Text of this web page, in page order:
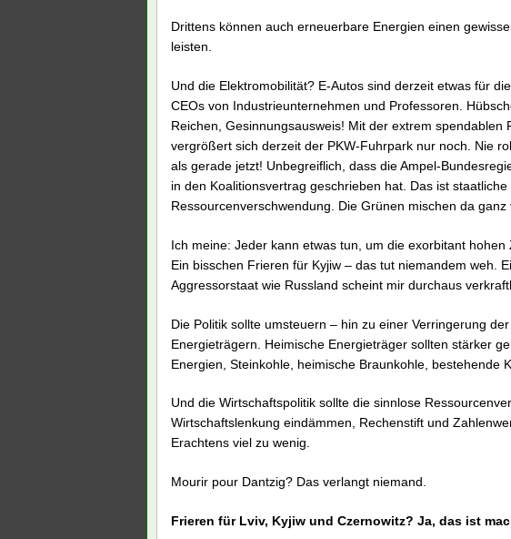
Drittens können auch erneuerbare Energien einen
leisten.
Und die Elektromobilität? E-Autos sind derzeit etwas für
CEOs von Industrieunternehmen und Professoren.
Reichen, Gesinnungsausweis! Mit der extrem
vergrößert sich derzeit der PKW-Fuhrpark nur noch. Nie
als gerade jetzt! Unbegreiflich, dass die Ampel-
in den Koalitionsvertrag geschrieben hat. Das ist
Ressourcenverschwendung. Die Grünen mischen da ganz
Ich meine: Jeder kann etwas tun, um die exorbitant
Ein bisschen Frieren für Kyjiw – das tut niemandem weh.
Aggressorstaat wie Russland scheint mir durchaus
Die Politik sollte umsteuern – hin zu einer Verringerung
Energieträgern. Heimische Energieträger sollten stärker
Energien, Steinkohle, heimische Braunkohle, bestehende
Und die Wirtschaftspolitik sollte die sinnlose
Wirtschaftslenkung eindämmen, Rechenstift und
Erachtens viel zu wenig.
Mourir pour Dantzig? Das verlangt niemand.
Frieren für Lviv, Kyjiw und Czernowitz? Ja, das ist